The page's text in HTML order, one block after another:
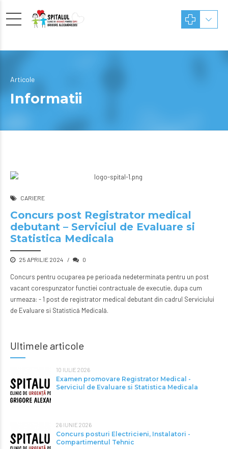
Articole
Informatii
CARIERE
Concurs post Registrator medical
debutant – Serviciul de Evaluare si
Statistica Medicala
25 APRILIE 2024 0
Concurs pentru ocuparea pe perioada nedeterminata pentru un post
vacant corespunzator functiei contractuale de executie, dupa cum
urmeaza: - 1 post de registrator medical debutant din cadrul Serviciului
de Evaluare si Statistică Medicală.
Ultimele articole
10 IULIE 2026
Examen promovare Registrator Medical -
Serviciul de Evaluare si Statistica Medicala
26 IUNIE 2026
Concurs posturi Electricieni, Instalatori -
Compartimentul Tehnic